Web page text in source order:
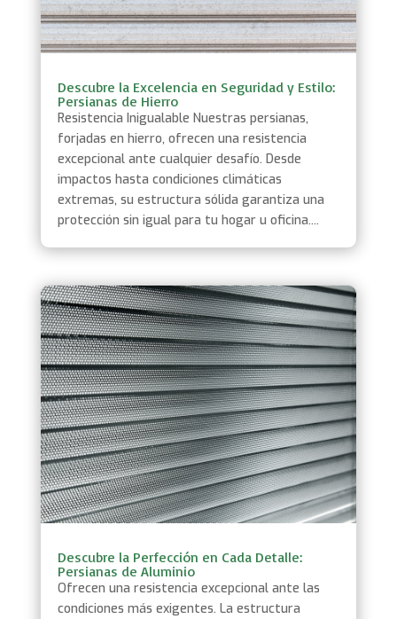
Descubre la Excelencia en Seguridad y Estilo:
Persianas de Hierro
Resistencia Inigualable Nuestras persianas,
forjadas en hierro, ofrecen una resistencia
excepcional ante cualquier desafío. Desde
impactos hasta condiciones climáticas
extremas, su estructura sólida garantiza una
protección sin igual para tu hogar u oficina....
Descubre la Perfección en Cada Detalle:
Persianas de Aluminio
Ofrecen una resistencia excepcional ante las
condiciones más exigentes. La estructura